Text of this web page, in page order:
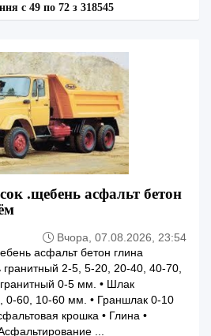
c 49 по 72 з 318545
.щебень асфальт бетон
Вчора, 07.08.2026, 23:54
асфальт бетон глина
2-5, 5-20, 20-40, 40-70,
0-5 мм. • Шлак
0-60, 10-60 мм. • Граншлак 0-10
крошка • Глина •
...